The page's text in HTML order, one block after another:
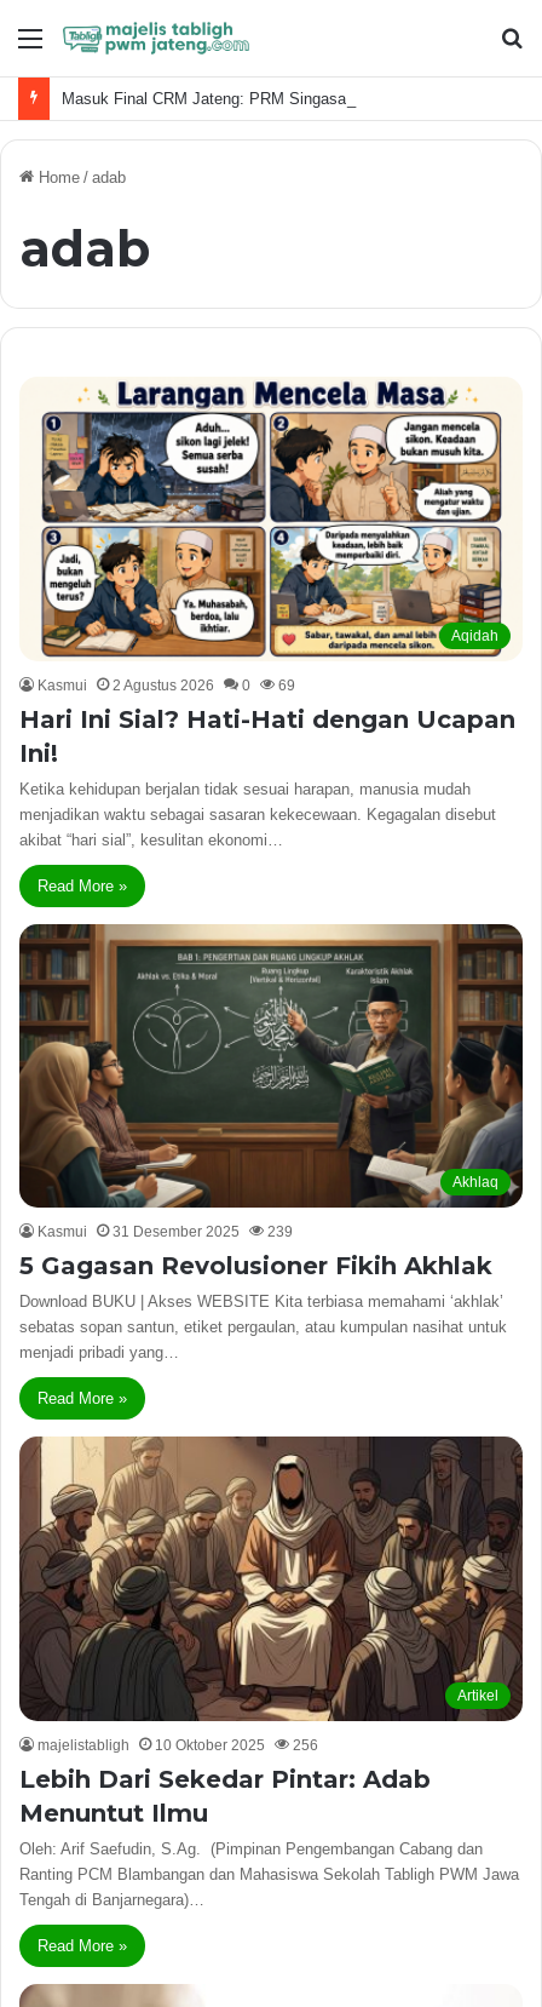
Menu
Home / adab
adab
Aqidah
Kasmui 2 Agustus 2026 0 69
Hari Ini Sial? Hati-Hati dengan Ucapan
Ini!
Ketika kehidupan berjalan tidak sesuai harapan, manusia mudah
menjadikan waktu sebagai sasaran kekecewaan. Kegagalan disebut
akibat “hari sial”, kesulitan ekonomi…
Read More »
Akhlaq
Kasmui 31 Desember 2025 239
5 Gagasan Revolusioner Fikih Akhlak
Download BUKU | Akses WEBSITE Kita terbiasa memahami ‘akhlak’
sebatas sopan santun, etiket pergaulan, atau kumpulan nasihat untuk
menjadi pribadi yang…
Read More »
Artikel
majelistabligh 10 Oktober 2025 256
Lebih Dari Sekedar Pintar: Adab
Menuntut Ilmu
Oleh: Arif Saefudin, S.Ag. (Pimpinan Pengembangan Cabang dan
Ranting PCM Blambangan dan Mahasiswa Sekolah Tabligh PWM Jawa
Tengah di Banjarnegara)…
Read More »